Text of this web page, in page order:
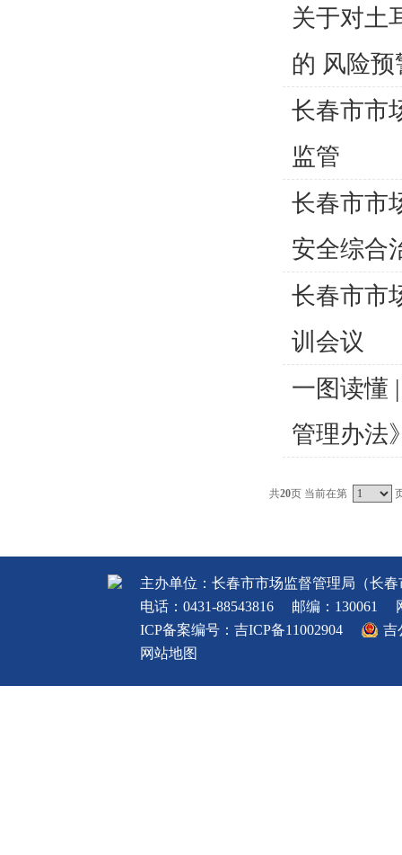
关于对土
的 风险预
长春市市
监管
长春市市
安全综合
长春市市
训会议
一图读懂
管理办法
共20页 当前在第
主办单位：长春市市场监督管理局（长
电话：0431-88543816
邮编：130061
ICP备案编号： 吉ICP备11002904
吉
网站地图